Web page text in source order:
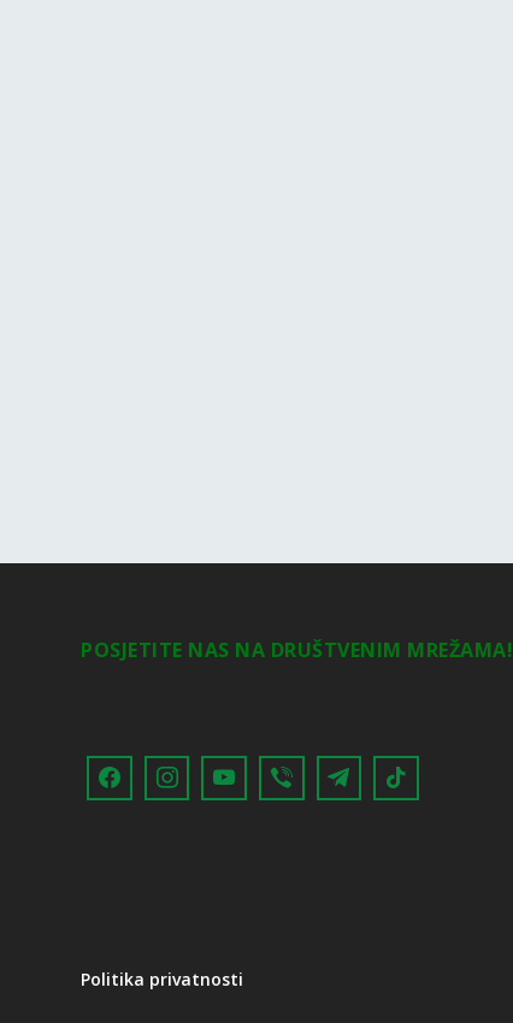
POSJETITE NAS NA DRUŠTVENIM MREŽAMA!
Politika privatnosti